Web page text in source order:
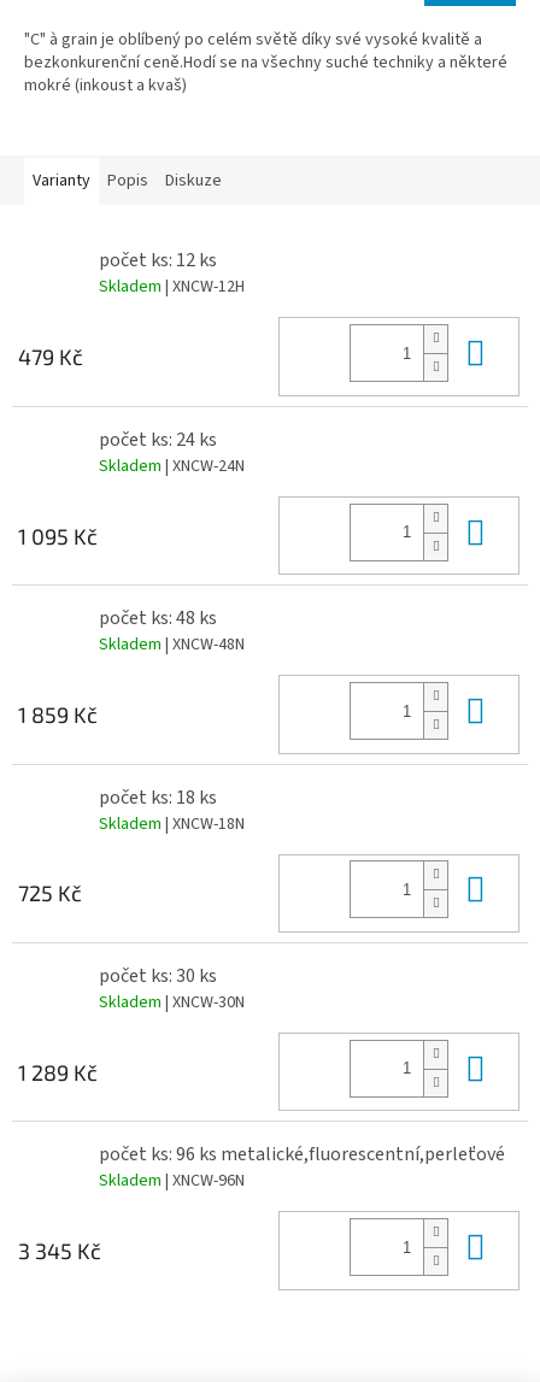
"C" à grain je oblíbený po celém světě díky své vysoké kvalitě a
bezkonkurenční ceně.Hodí se na všechny suché techniky a některé
mokré (inkoust a kvaš)
Varianty Popis Diskuze
počet ks: 12 ks
Skladem | XNCW-12H
479 Kč
počet ks: 24 ks
Skladem | XNCW-24N
1 095 Kč
počet ks: 48 ks
Skladem | XNCW-48N
1 859 Kč
počet ks: 18 ks
Skladem | XNCW-18N
725 Kč
počet ks: 30 ks
Skladem | XNCW-30N
1 289 Kč
počet ks: 96 ks metalické,fluorescentní,perleťové
Skladem | XNCW-96N
3 345 Kč